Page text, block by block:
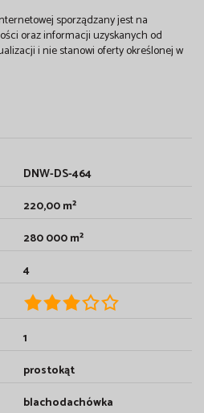
sporządzany jest na
oraz informacji uzyskanych od
i nie stanowi oferty określonej w
DNW-DS-464
220,00 m²
280 000 m²
4
1
prostokąt
blachodachówka